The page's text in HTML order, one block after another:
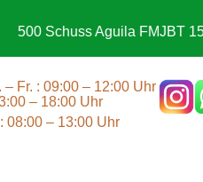
500 Schuss Aguila FMJBT
– Fr. : 09:00 – 12:00 Uhr
– 18:00 Uhr
08:00 – 13:00 Uhr